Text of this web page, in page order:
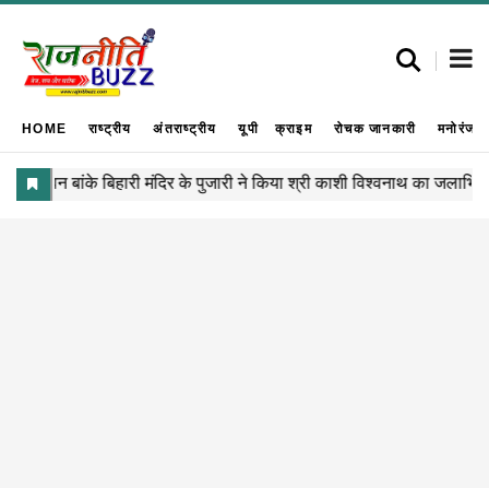
HOME राष्ट्रीय अंतराष्ट्रीय यूपी क्राइम रोचक जानकारी मनोरंजन